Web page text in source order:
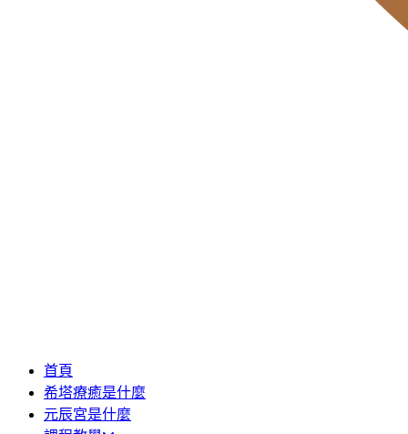
首頁
希塔療癒是什麼
元辰宮是什麼